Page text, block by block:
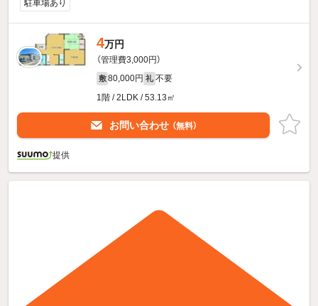
駐車場あり
4万円
（管理費3,000円）
敷 80,000円 礼 不要
1階 / 2LDK / 53.13㎡
お問い合わせ （無料）
提供